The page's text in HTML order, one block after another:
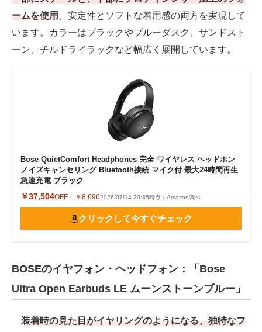
ームを使用。安定性とソフトな着用感の両方を実現して
います。カラーはブラックやブルーダスク、サンドスト
ーン、チルドライラックなど幅広く展開しています。
Bose QuietComfort Headphones 完全 ワイヤレス ヘッドホン
ノイズキャンセリング Bluetooth接続 マイク付 最大24時間再生
急速充電 ブラック
￥37,504OFF： ￥8,6962026/07/14 20:35時点｜Amazon調べ
クリックして今すぐチェック
BOSEのイヤフォン・ヘッドフォン：「Bose
Ultra Open Earbuds LE ムーンストーンブルー」
装着時の見た目がイヤリングのようになる、独特なフ